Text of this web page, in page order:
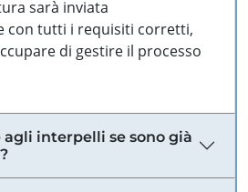
sarà inviata
con tutti i requisiti corretti,
di gestire il processo
agli interpelli se sono già